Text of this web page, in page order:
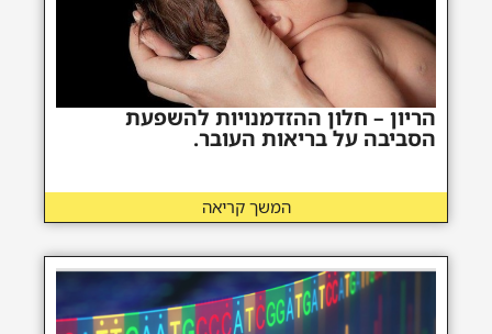
הריון – חלון ההזדמנויות להשפעת
הסביבה על בריאות העובר.
המשך קריאה